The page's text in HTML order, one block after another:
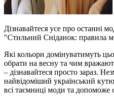
Дізнавайтеся усе про останні
"Стильний Сніданок: правила
Які кольори домінуватимуть
обрати на весну та чим
– дізнавайтеся просто зараз.
найвідоміший український
всі таємниці моди та допоможе